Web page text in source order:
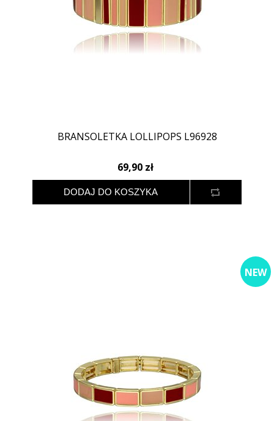
BRANSOLETKA LOLLIPOPS L96928
69,90 zł
NEW